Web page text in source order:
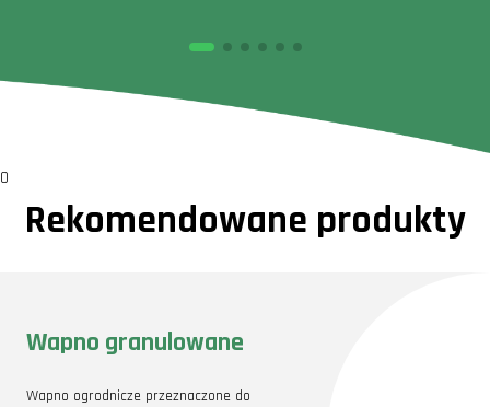
0
Rekomendowane produkty
Wapno granulowane
Wapno ogrodnicze przeznaczone do